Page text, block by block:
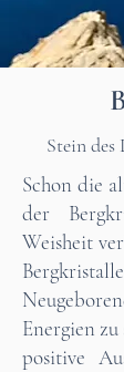
Stein
Schon die
der
Weisheit
Energien
positive